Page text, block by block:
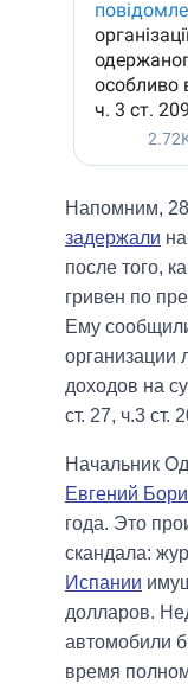
Напомним,
задержали
после того,
гривен по
Ему
организации
доходов на
ст. 27, ч.3 ст.
Начальник
Евгений
года. Это
скандала:
Испании
долларов.
автомобили
время